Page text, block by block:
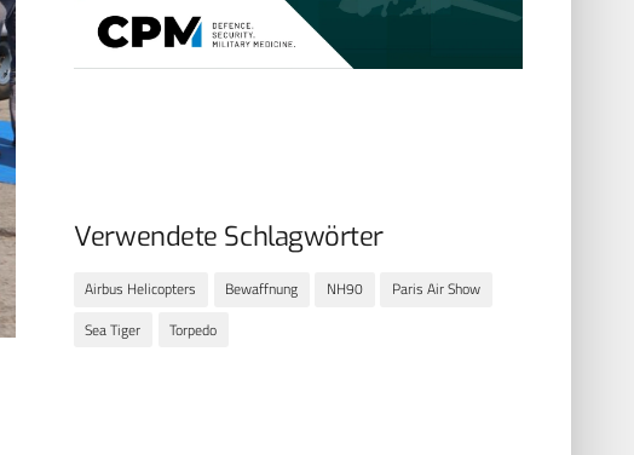
Verwendete Schlagwörter
Airbus Helicopters Bewaffnung NH90
Paris Air Show
Sea Tiger
Torpedo